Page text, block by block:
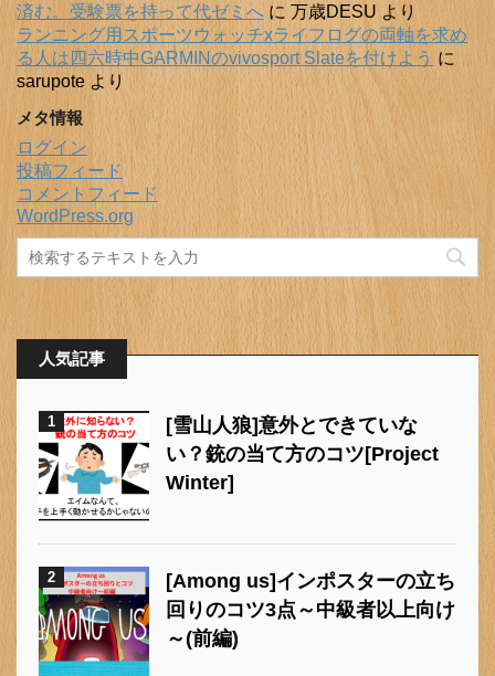
済む。受験票を持って代ゼミへ に 万歳DESUより
ランニング用スポーツウォッチxライフログの両軸を求め
る人は四六時中GARMINのvivosport Slateを付けよう に
sarupote より
メタ情報
ログイン
投稿フィード
コメントフィード
WordPress.org
人気記事
1
[雪山人狼]意外とできていな
い？銃の当て方のコツ[Project
Winter]
2
[Among us]インポスターの立ち
回りのコツ3点～中級者以上向け
～(前編)